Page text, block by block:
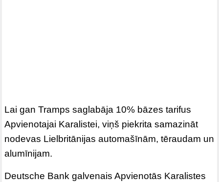
Lai gan Tramps saglabāja 10% bāzes tarifus
Apvienotajai Karalistei, viņš piekrita samazināt
nodevas Lielbritānijas automašīnām, tēraudam un
alumīnijam.
Deutsche Bank galvenais Apvienotās Karalistes